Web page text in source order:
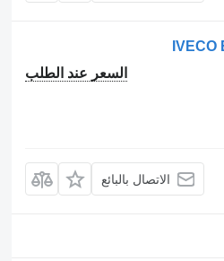
السعر عند الطلب
الاتصال بالبائع